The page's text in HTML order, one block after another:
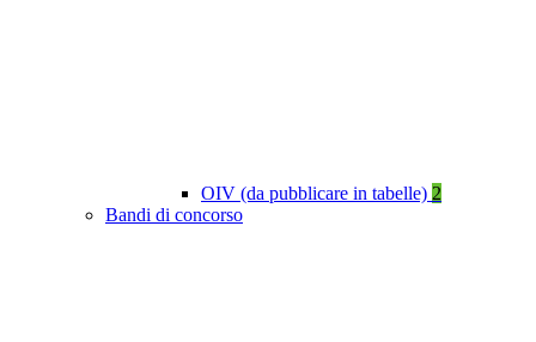
OIV (da pubblicare in tabelle) 2
Bandi di concorso